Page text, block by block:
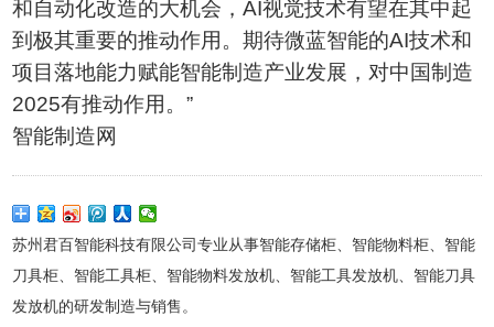
和自动化改造的大机会，AI视觉技术有望在其中起
到极其重要的推动作用。期待微蓝智能的AI技术和
项目落地能力赋能智能制造产业发展，对中国制造
2025有推动作用。”
智能制造网
苏州君百智能科技有限公司专业从事智能存储柜、智能物料柜、智能
刀具柜、智能工具柜、智能物料发放机、智能工具发放机、智能刀具
发放机的研发制造与销售。